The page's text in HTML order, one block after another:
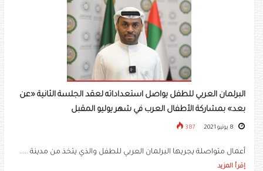
البرلمان العربي للطفل يواصل استعداداته لعقد الجلسة الثانية «عن
بعد» بمشاركة الأطفال العرب في شهر يوليو المقبل
387
أعمال متواصلة يجريها البرلمان العربي للطفل والذي يتخذ من مدينة .....
إقرأ المزيد